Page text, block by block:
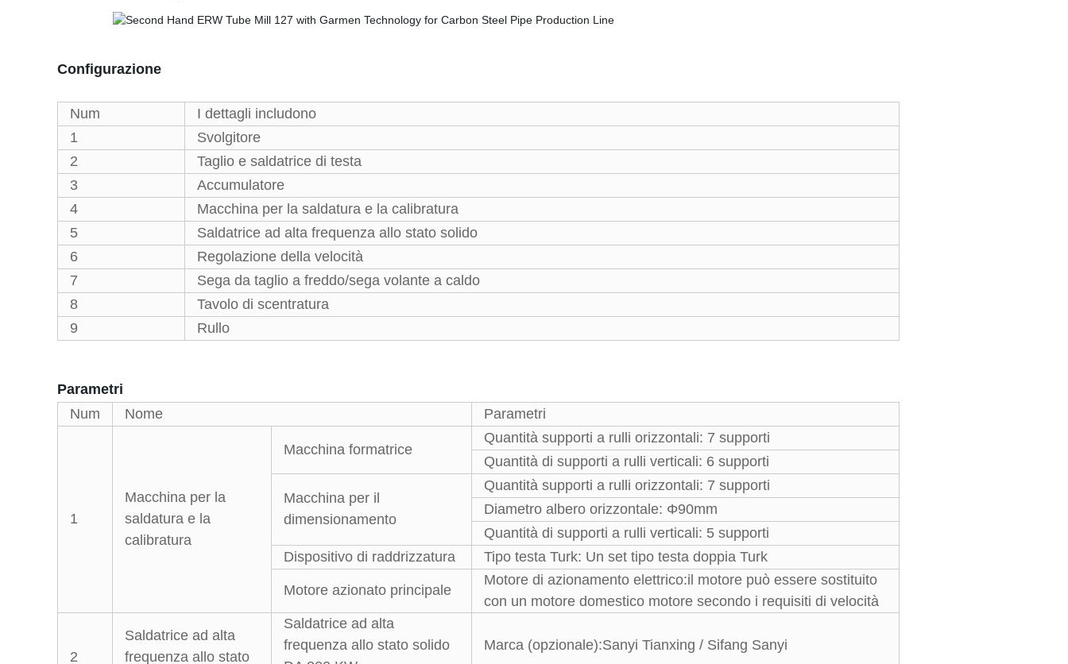
Configurazione
Num
I dettagli includono
1
Svolgitore
2
Taglio e saldatrice di testa
3
Accumulatore
4
Macchina per la saldatura e la calibratura
5
Saldatrice ad alta frequenza allo stato solido
6
Regolazione della velocità
7
Sega da taglio a freddo/sega volante a caldo
8
Tavolo di scentratura
9
Rullo
Parametri
Num
Nome Parametri
1
Macchina per la
saldatura e la
calibratura
Macchina formatrice
Quantità supporti a rulli orizzontali: 7 supporti
Quantità di supporti a rulli verticali: 6 supporti
Macchina per il
dimensionamento
Quantità supporti a rulli orizzontali: 7 supporti
Diametro albero orizzontale: Φ90mm
Quantità di supporti a rulli verticali: 5 supporti
Dispositivo di raddrizzatura
Tipo testa Turk: Un set tipo testa doppia Turk
Motore azionato principale
Motore di azionamento elettrico:il motore può essere sostituito
con un motore domestico motore secondo i requisiti di velocità
2
Saldatrice ad alta
frequenza allo stato
Saldatrice ad alta
frequenza allo stato solido
Marca (opzionale):Sanyi Tianxing / Sifang Sanyi